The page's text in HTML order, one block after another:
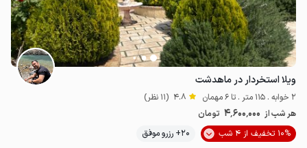
ویلا استخردار در ماهدشت
2 خوابه . 115 متر . تا 6 مهمان 4.8 (11 نظر)
هر شب از 4٬600٬000 تومان
10% تخفیف از 4 شب
20+ رزرو موفق